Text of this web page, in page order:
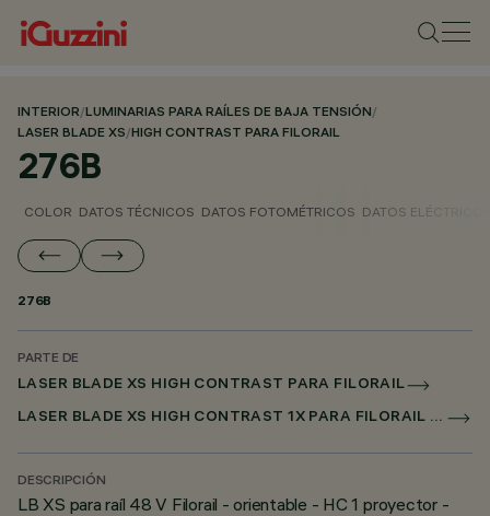
INTERIOR/LUMINARIAS PARA RAÍLES DE BAJA TENSIÓN/
LASER BLADE XS/HIGH CONTRAST PARA FILORAIL
276B
COLOR DATOS TÉCNICOS DATOS FOTOMÉTRICOS DATOS
276B
PARTE DE
LASER BLADE XS HIGH CONTRAST PARA FILORAIL
LASER BLADE XS HIGH CONTRAST 1X PARA FILORAIL DALI BROADCAST
DESCRIPCIÓN
LB XS para raíl 48 V Filorail - orientable - HC 1 proyector -